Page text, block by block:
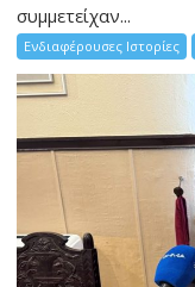
συμμετείχαν...
Ενδιαφέρουσες Ιστορίες